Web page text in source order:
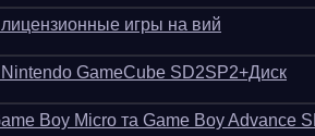
игры на вий
GameCube SD2SP2+Диск
Boy Micro та Game Boy Advance